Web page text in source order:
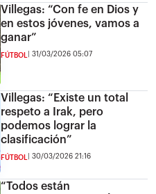
Villegas: “Con fe en Dios y
en estos jóvenes, vamos a
ganar”
FÚTBOL 31/03/2026 05:07
Villegas: “Existe un total
respeto a Irak, pero
podemos lograr la
clasificación”
FÚTBOL 30/03/2026 21:16
“Todos están